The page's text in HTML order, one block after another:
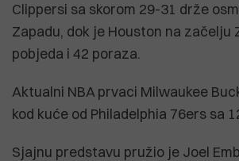
Clippersi sa skorom 29-31 drže
Zapadu, dok je Houston na začelju
pobjeda i 42 poraza.
Aktualni NBA prvaci Milwaukee
kod kuće od Philadelphia 76ers sa
Sjajnu predstavu pružio je Joel